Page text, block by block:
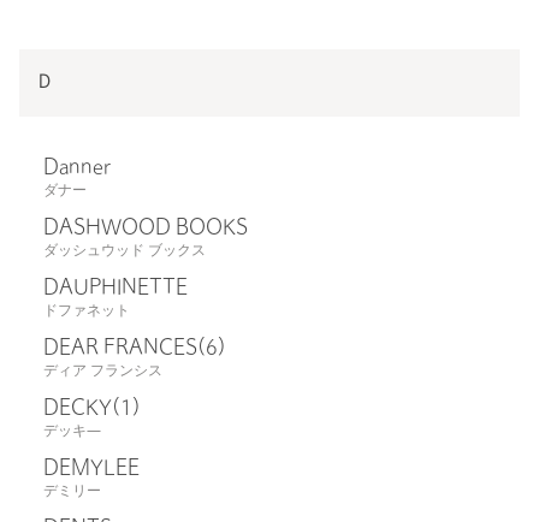
D
Danner
ダナー
DASHWOOD BOOKS
ダッシュウッド ブックス
DAUPHINETTE
ドファネット
DEAR FRANCES(6)
ディア フランシス
DECKY (1)
デッキ―
DEMYLEE
デミリー